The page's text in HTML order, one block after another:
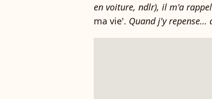
en voiture, ndlr), il m'a
ma vie'. Quand j'y repense…